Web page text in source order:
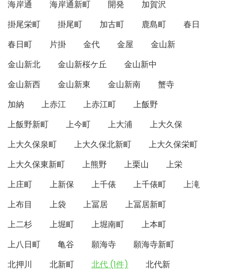
海岸通 海岸通新町 開発
加賀沢
掛尾栄町
掛尾町 加古町 鹿島町
春日
春日町
片掛 金代 金屋
金山新
金山新北
金山新桜ケ丘
金山新中
金山新西
金山新東 金山新南
蟹寺
加納
上赤江 上赤江町
上飯野
上飯野新町
上今町 上大浦
上大久保
上大久保泉町
上大久保北新町
上大久保栄町
上大久保東新町
上熊野 上栗山
上栄
上庄町
上新保 上千俵 上千俵町
上滝
上布目
上袋 上冨居
上冨居新町
上二杉
上堀町 上堀南町
上本町
上八日町
亀谷 願海寺
願海寺新町
北押川
北新町 北代 (1件)
北代新